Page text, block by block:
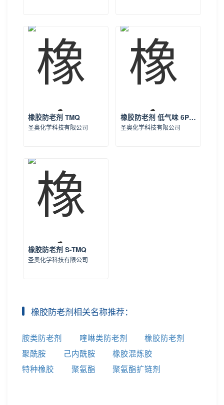
橡胶防老剂 TMQ
圣奥化学科技有限公司
橡胶防老剂 低气味 6PPD-L
圣奥化学科技有限公司
橡胶防老剂 S-TMQ
圣奥化学科技有限公司
橡胶防老剂相关名称推荐：
胺类防老剂 喹啉类防老剂
橡胶防老剂
聚酰胺
己内酰胺
橡胶混炼胶
特种橡胶
聚氨酯 聚氨酯扩链剂